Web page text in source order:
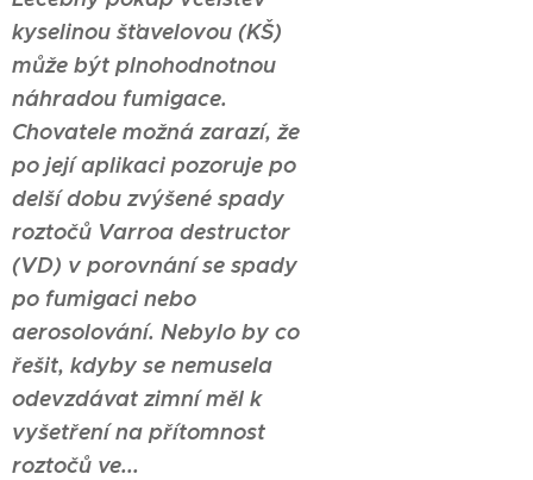
kyselinou šťavelovou (KŠ)
může být plnohodnotnou
náhradou fumigace.
Chovatele možná zarazí, že
po její aplikaci pozoruje po
delší dobu zvýšené spady
roztočů Varroa destructor
(VD) v porovnání se spady
po fumigaci nebo
aerosolování. Nebylo by co
řešit, kdyby se nemusela
odevzdávat zimní měl k
vyšetření na přítomnost
roztočů ve...